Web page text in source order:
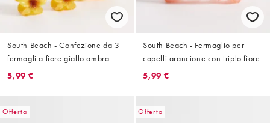
South Beach - Confezione da 3
fermagli a fiore giallo ambra
5,99 €
South Beach - Fermaglio per
capelli arancione con triplo fiore
5,99 €
Offerta Offerta